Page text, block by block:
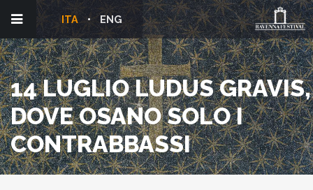
ENG
ITA
14 LUGLIO LUDUS GRAVIS,
DOVE OSANO SOLO I
CONTRABBASSI